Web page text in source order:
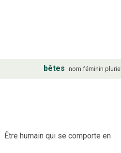
bêtes nom féminin pluriel
Être humain qui se comporte en